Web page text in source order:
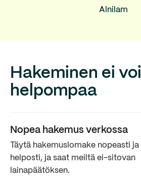
Alnilam
Hakeminen ei
helpompaa
Nopea hakemus verkossa
Täytä hakemuslomake nopeasti ja
helposti, ja saat meiltä ei-sitovan
lainapäätöksen.